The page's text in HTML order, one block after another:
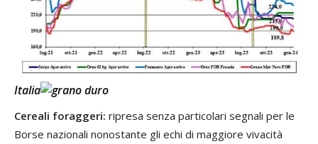
Italia
Cereali foraggeri: ripresa senza particolari segnali per le
Borse nazionali nonostante gli echi di maggiore vivacità